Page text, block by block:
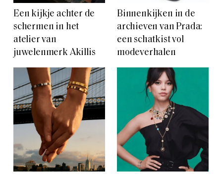
Een kijkje achter de
schermen in het
atelier van
juwelenmerk Akillis
Binnenkijken in de
archieven van Prada:
een schatkist vol
modeverhalen